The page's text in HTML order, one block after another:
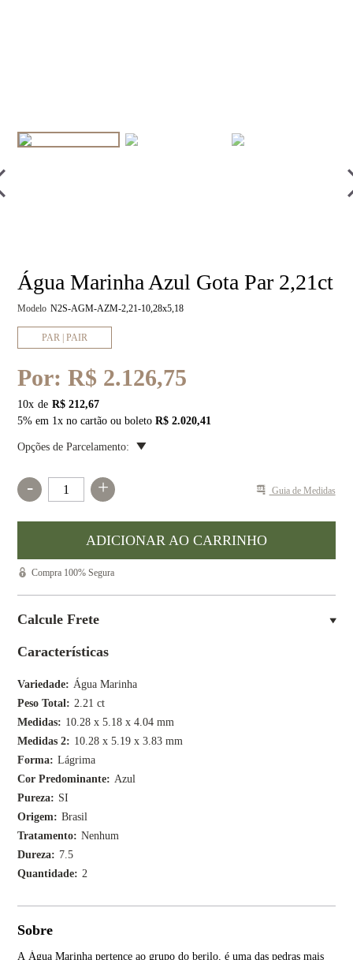
Características
Variedade
Água Marinha
Peso Total
2.21 ct
Medidas
10.28 x 5.18 x 4.04 mm
Medidas 2
10.28 x 5.19 x 3.83 mm
Forma
Lágrima
Cor Predominante
Azul
Pureza
SI
Origem
Brasil
Tratamento
Nenhum
Dureza
7.5
Quantidade
2
Sobre
A Água Marinha pertence ao grupo do berilo, é uma das pedras mais
Água Marinha Azul Gota Par 2,21ct
Modelo N2S-AGM-AZM-2,21-10,28x5,18
PAR | PAIR
Por:R$ 2.126,75
10x
R$ 212,67
5% em 1x no cartão ou boletoR$ 2.020,41
Opções de Parcelamento:
- + Guia de Medidas
Compra 100% Segura
Calcule Frete